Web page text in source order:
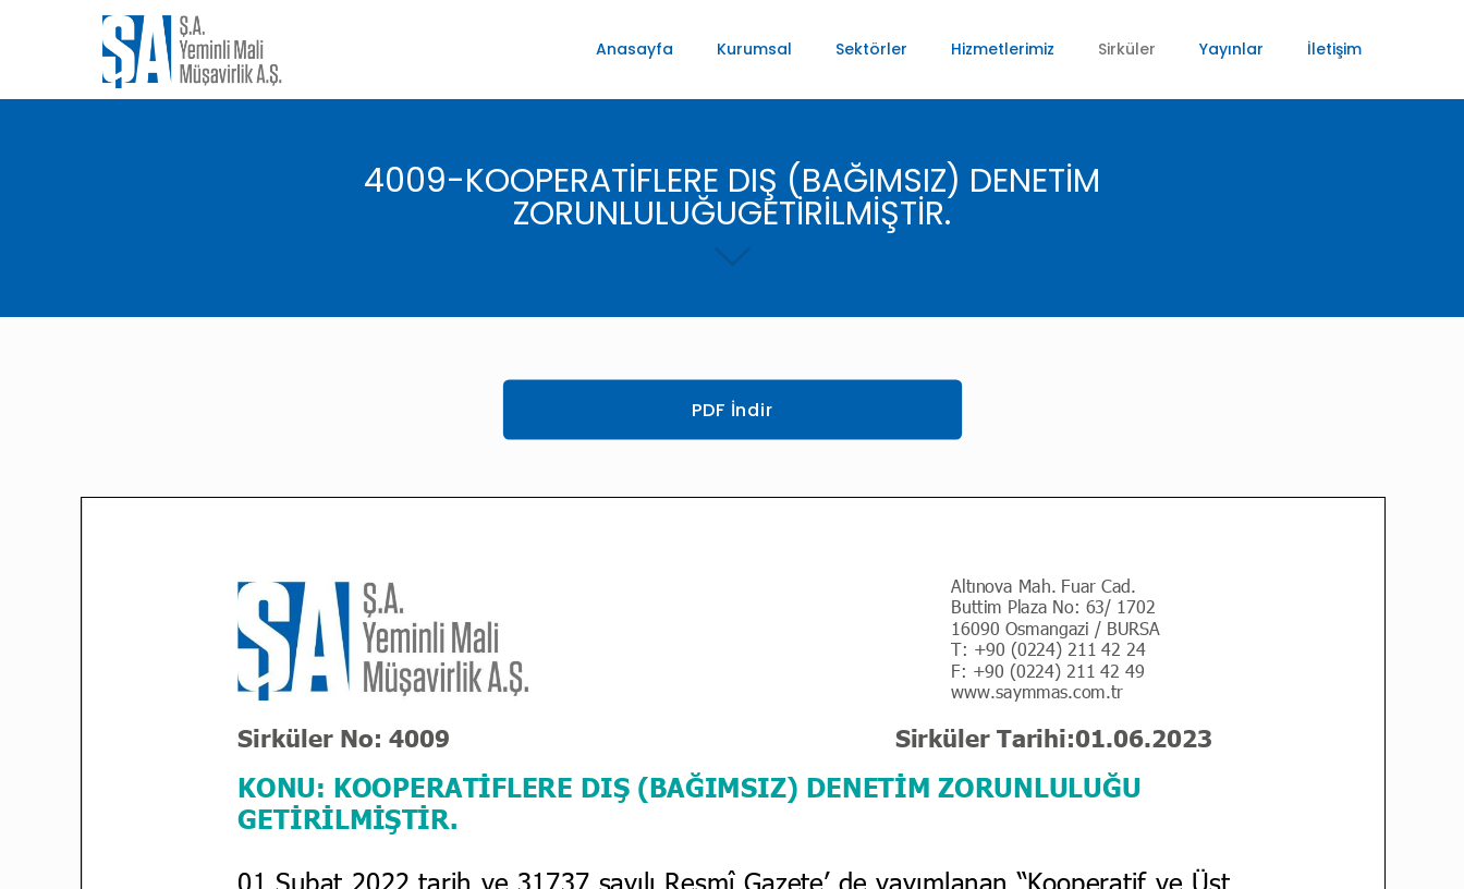
Anasayfa Kurumsal Sektörler Hizmetlerimiz Sirküler Yayınlar İletişim
4009-KOOPERATİFLERE DIŞ (BAĞIMSIZ) DENETİM
ZORUNLULUĞUGETİRİLMİŞTİR.
PDF İndir